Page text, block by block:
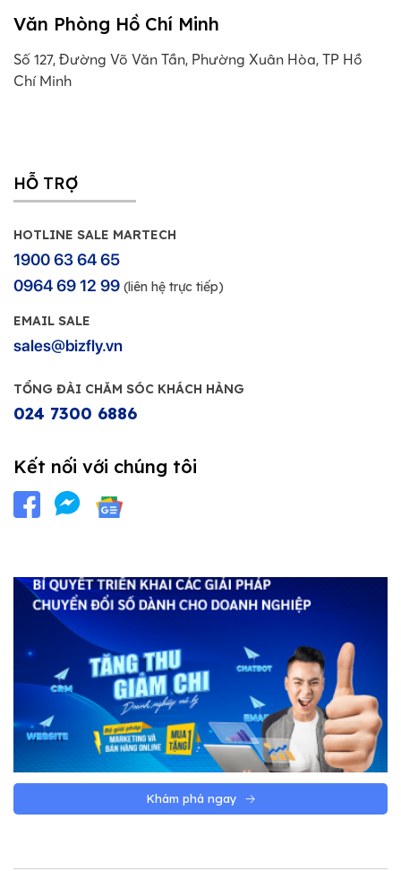
Văn Phòng Hồ Chí Minh
Số 127, Đường Võ Văn Tần, Phường Xuân Hòa, TP Hồ
Chí Minh
HỖ TRỢ
HOTLINE SALE MARTECH
1900 63 64 65
0964 69 12 99 (liên hệ trực tiếp)
EMAIL SALE
sales@bizfly.vn
TỔNG ĐÀI CHĂM SÓC KHÁCH HÀNG
024 7300 6886
Kết nối với chúng tôi
Khám phá ngay